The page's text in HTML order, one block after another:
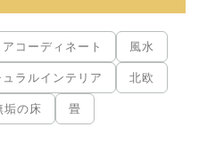
コーディネート 風水
ラルインテリア 北欧
垢の床 畳